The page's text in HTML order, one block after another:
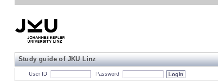
Study guide of JKU Linz
User ID Password